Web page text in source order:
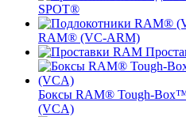
SPOT®
RAM® (VC-ARM)
Боксы RAM® Tough-
(VCA)